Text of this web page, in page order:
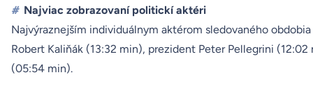
# Najviac zobrazovaní politickí aktéri
Najvýraznejším individuálnym aktérom sledovaného
Robert Kaliňák (13:32 min), prezident Peter Pellegrini
(05:54 min).